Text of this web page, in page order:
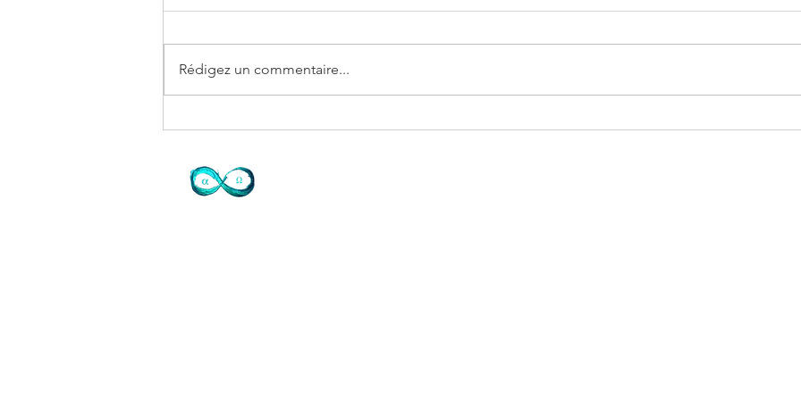
Recevoir pour donner
« Pourquoi aller vers ce qui
Le
Rédigez un commentaire...